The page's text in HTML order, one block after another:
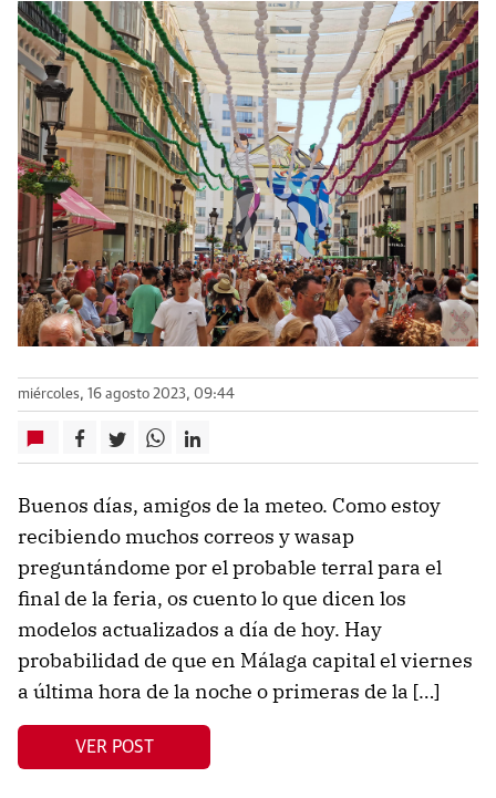
miércoles, 16 agosto 2023, 09:44
Buenos días, amigos de la meteo. Como estoy
recibiendo muchos correos y wasap
preguntándome por el probable terral para el
final de la feria, os cuento lo que dicen los
modelos actualizados a día de hoy. Hay
probabilidad de que en Málaga capital el viernes
a última hora de la noche o primeras de la […]
VER POST